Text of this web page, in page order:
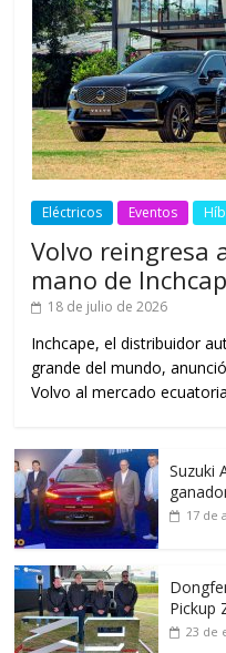
Eléctricos Eventos
Volvo reingresa
mano de
18 de julio de 2026
Inchcape, el distribuidor
grande del mundo,
Volvo al mercado
Suzuki
17 de
Pickup
23 de